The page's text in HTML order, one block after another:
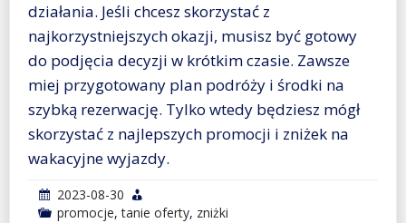
działania. Jeśli chcesz skorzystać z
najkorzystniejszych okazji, musisz być gotowy
do podjęcia decyzji w krótkim czasie. Zawsze
miej przygotowany plan podróży i środki na
szybką rezerwację. Tylko wtedy będziesz mógł
skorzystać z najlepszych promocji i zniżek na
wakacyjne wyjazdy.
2023-08-30
promocje,tanie oferty, zniżki